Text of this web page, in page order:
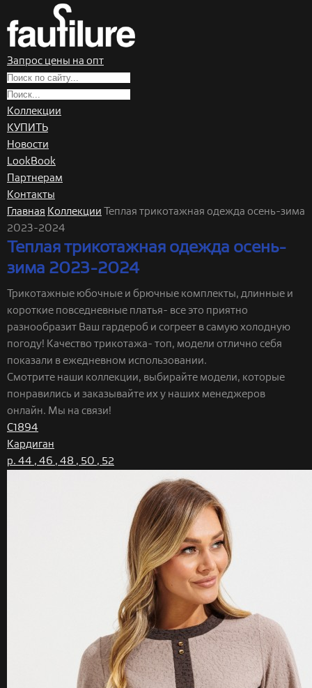
Запрос цены на опт
Коллекции
КУПИТЬ
Новости
LookBook
Партнерам
Контакты
Главная Коллекции
Теплая трикотажная одежда осень-зима
2023-2024
Теплая трикотажная одежда осень-
зима 2023-2024
Трикотажные юбочные и брючные комплекты, длинные и
короткие повседневные платья- все это приятно
разнообразит Ваш гардероб и согреет в самую холодную
погоду! Качество трикотажа- топ, модели отлично себя
показали в ежедневном использовании.
Смотрите наши коллекции, выбирайте модели, которые
понравились и заказывайте их у наших менеджеров
онлайн. Мы на связи!
С1894
Кардиган
р. 44 , 46 , 48 , 50 , 52